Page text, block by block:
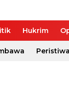
Hukrim
Peristiwa